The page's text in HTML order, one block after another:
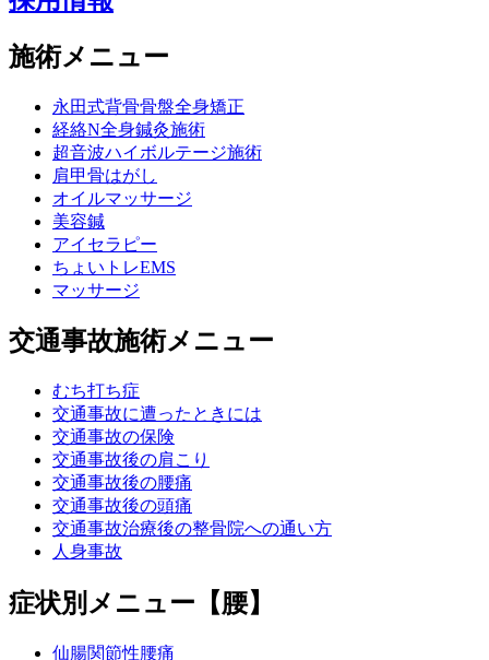
施術メニュー
永田式背骨骨盤全身矯正
経絡N全身鍼灸施術
超音波ハイボルテージ施術
肩甲骨はがし
オイルマッサージ
美容鍼
アイセラピー
ちょいトレEMS
マッサージ
交通事故施術メニュー
むち打ち症
交通事故に遭ったときには
交通事故の保険
交通事故後の肩こり
交通事故後の腰痛
交通事故後の頭痛
交通事故治療後の整骨院への通い方
人身事故
症状別メニュー【腰】
仙腸関節性腰痛